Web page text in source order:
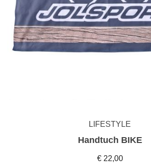
LIFESTYLE
Handtuch BIKE
€ 22,00